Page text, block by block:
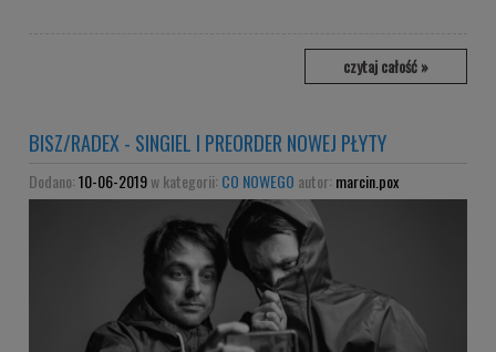
czytaj całość »
BISZ/RADEX - SINGIEL I PREORDER NOWEJ PŁYTY
Dodano:10-06-2019w kategorii: CO NOWEGO autor: marcin.pox